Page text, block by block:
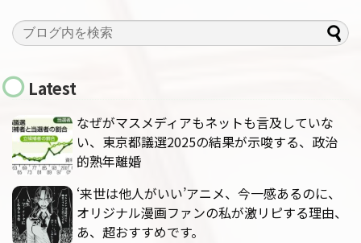
Latest
なぜがマスメディアもネットも言及していな
い、東京都議選2025の結果が示唆する、政治
的熟年離婚
‘来世は他人がいい’アニメ、今一感あるのに、
オリジナル漫画ファンの私が激リピする理由、
あ、超おすすめです。